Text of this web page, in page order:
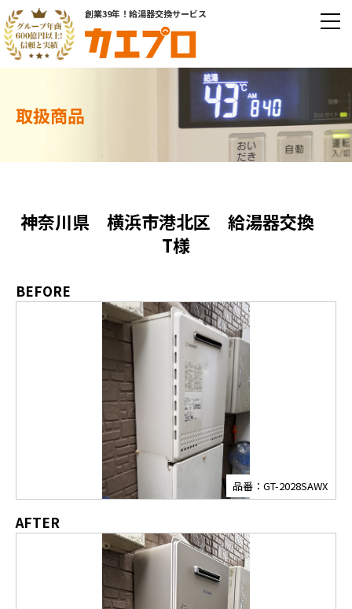
創業39年！給湯器交換サービス
取扱商品
神奈川県 横浜市港北区 給湯器交換
T様
BEFORE
品番：GT-2028SAWX
AFTER